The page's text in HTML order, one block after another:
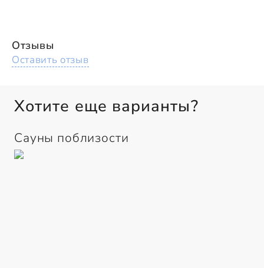
Отзывы
Оставить отзыв
Хотите еще варианты?
Сауны поблизости